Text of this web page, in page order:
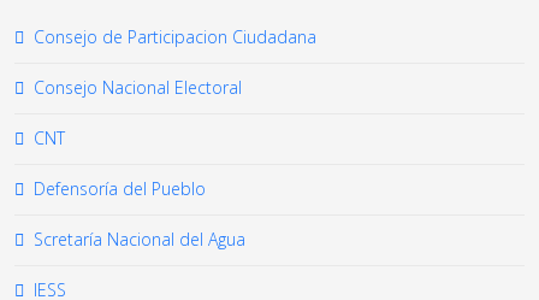
Consejo de Participacion Ciudadana
Consejo Nacional Electoral
CNT
Defensoría del Pueblo
Scretaría Nacional del Agua
IESS